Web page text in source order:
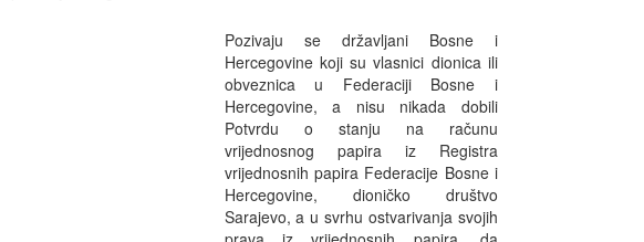
Pozivaju se državljani Bosne i
Hercegovine koji su vlasnici dionica ili
obveznica u Federaciji Bosne i
Hercegovine, a nisu nikada dobili
Potvrdu o stanju na računu
vrijednosnog papira iz Registra
vrijednosnih papira Federacije Bosne i
Hercegovine, dioničko društvo
Sarajevo, a u svrhu ostvarivanja svojih